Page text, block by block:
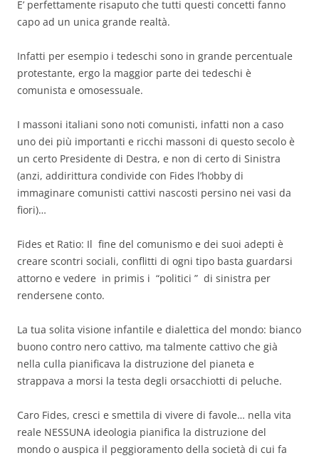
E’ perfettamente risaputo che tutti questi concetti fanno
capo ad un unica grande realtà.
Infatti per esempio i tedeschi sono in grande percentuale
protestante, ergo la maggior parte dei tedeschi è
comunista e omosessuale.
I massoni italiani sono noti comunisti, infatti non a caso
uno dei più importanti e ricchi massoni di questo secolo è
un certo Presidente di Destra, e non di certo di Sinistra
(anzi, addirittura condivide con Fides l’hobby di
immaginare comunisti cattivi nascosti persino nei vasi da
fiori)…
Fides et Ratio: Il fine del comunismo e dei suoi adepti è
creare scontri sociali, conflitti di ogni tipo basta guardarsi
attorno e vedere in primis i “politici ” di sinistra per
rendersene conto.
La tua solita visione infantile e dialettica del mondo: bianco
buono contro nero cattivo, ma talmente cattivo che già
nella culla pianificava la distruzione del pianeta e
strappava a morsi la testa degli orsacchiotti di peluche.
Caro Fides, cresci e smettila di vivere di favole… nella vita
reale NESSUNA ideologia pianifica la distruzione del
mondo o auspica il peggioramento della società di cui fa